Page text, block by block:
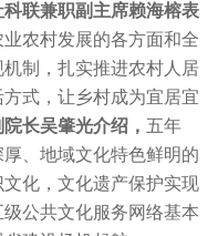
联兼职副主席赖海榕表
农村发展的各方面和全
制，扎实推进农村人居
式，让乡村成为宜居宜
长吴肇光介绍， 五年
、地域文化特色鲜明的
化，文化遗产保护实现
公共文化服务网络基本